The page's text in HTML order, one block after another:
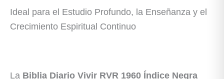
Ideal para el Estudio Profundo, la Enseñanza y el
Crecimiento Espiritual Continuo
La Biblia Diario Vivir RVR 1960 Índice Negra